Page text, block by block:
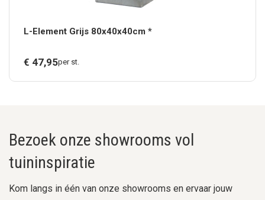
L-Element Grijs 80x40x40cm *
€ 47,95per st.
Bezoek onze showrooms vol
tuininspiratie
Kom langs in één van onze showrooms en ervaar jouw